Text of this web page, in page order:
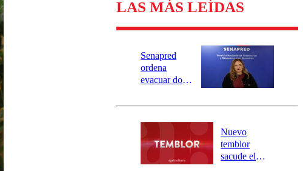
LAS MÁS LEÍDAS
Senapred
ordena
evacuar dos
Carahue por
río Damas:
activa
mensajería
SAE
Nuevo
temblor
sacude el